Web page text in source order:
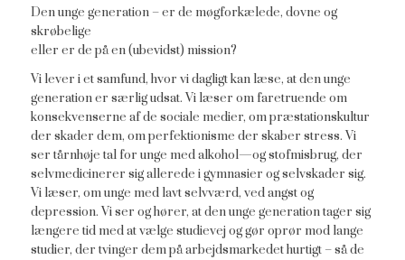
Den unge generation – er de møgforkælede, dovne og
skrøbelige
eller er de på en (ubevidst) mission?
Vi lever i et samfund, hvor vi dagligt kan læse, at den unge
generation er særlig udsat. Vi læser om faretruende om
konsekvenserne af de sociale medier, om præstationskultur
der skader dem, om perfektionisme der skaber stress. Vi
ser tårnhøje tal for unge med alkohol—og stofmisbrug, der
selvmedicinerer sig allerede i gymnasier og selvskader sig.
Vi læser, om unge med lavt selvværd, ved angst og
depression. Vi ser og hører, at den unge generation tager sig
længere tid med at vælge studievej og gør oprør mod lange
studier, der tvinger dem på arbejdsmarkedet hurtigt – så de